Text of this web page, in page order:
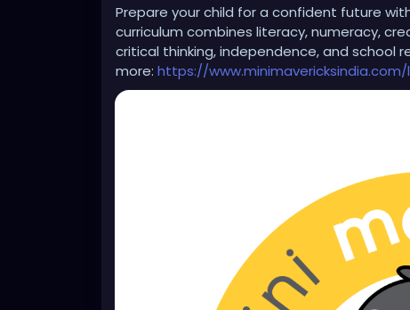
Prepare your child for a confident future
curriculum combines literacy, numeracy,
critical thinking, independence, and school
more: https://